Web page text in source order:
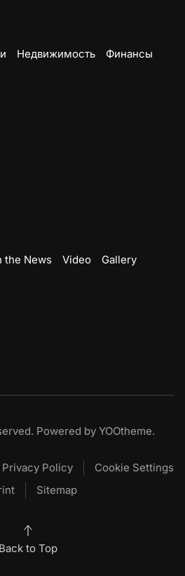
Недвижимость Финансы
the News Video
Gallery
Powered by YOOtheme.
Privacy Policy
Cookie Settings
Sitemap
Back to Top